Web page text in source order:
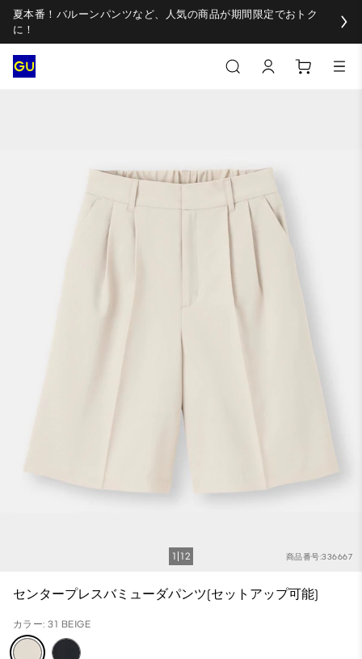
夏本番！バルーンパンツなど、人気の商品が期間限定でおトク
に！
商品番号:336667
1 12
センタープレスバミューダパンツ(セットアップ可能)
カラー: 31 BEIGE